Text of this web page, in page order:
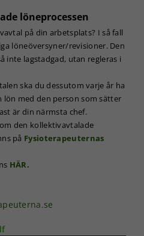
löneprocessen
på din arbetsplats? I så fall
löneöversyner/revisioner. Den
inte lagstadgad, utan regleras i
ska du dessutom varje år ha
lön med den person som sätter
är din närmsta chef.
den kollektivavtalade
på Fysioterapeuternas
HÄR.